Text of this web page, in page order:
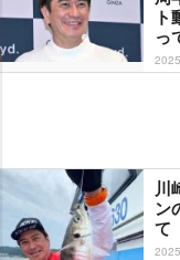
っ
川
ン
て